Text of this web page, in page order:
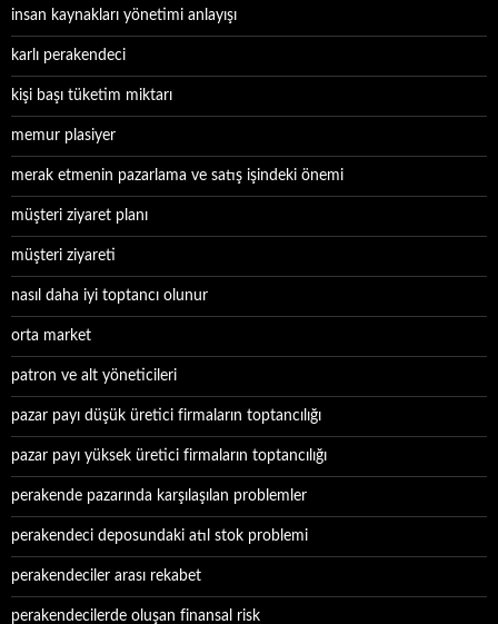
insan kaynakları yönetimi anlayışı
karlı perakendeci
kişi başı tüketim miktarı
memur plasiyer
merak etmenin pazarlama ve satış işindeki önemi
müşteri ziyaret planı
müşteri ziyareti
nasıl daha iyi toptancı olunur
orta market
patron ve alt yöneticileri
pazar payı düşük üretici firmaların toptancılığı
pazar payı yüksek üretici firmaların toptancılığı
perakende pazarında karşılaşılan problemler
perakendeci deposundaki atıl stok problemi
perakendeciler arası rekabet
perakendecilerde oluşan finansal risk